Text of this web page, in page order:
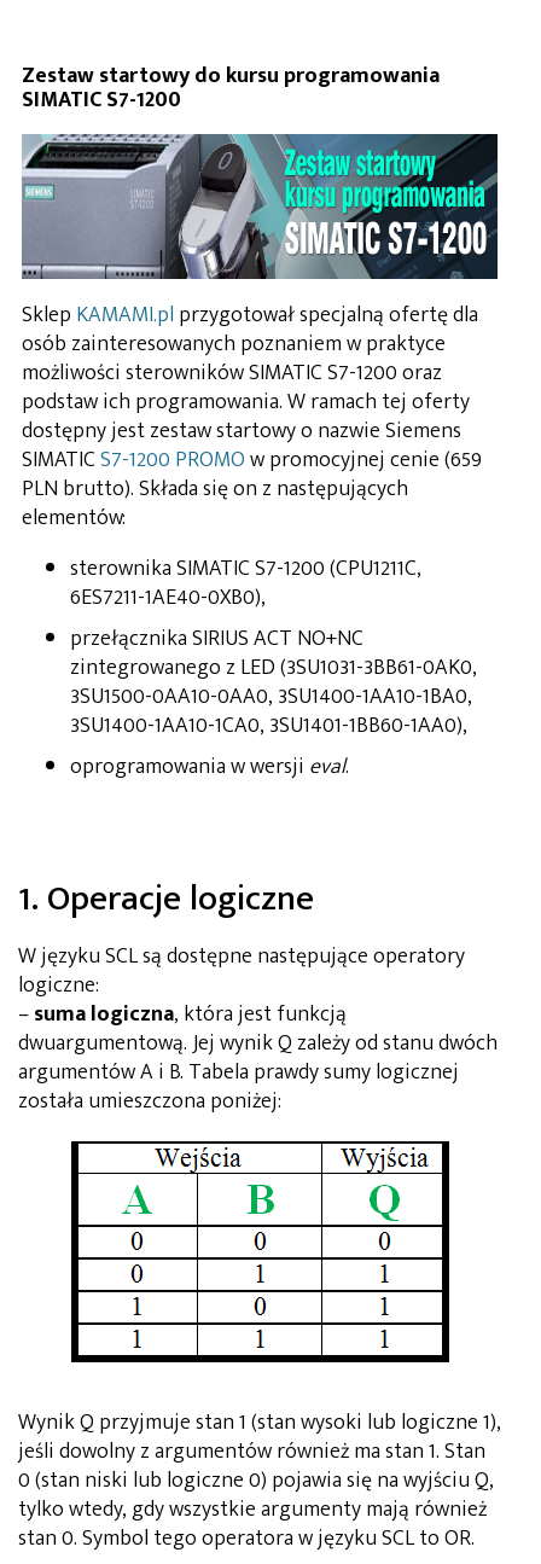
Zestaw startowy do kursu programowania
SIMATIC S7-1200
Sklep KAMAMI.pl przygotował specjalną ofertę dla
osób zainteresowanych poznaniem w praktyce
możliwości sterowników SIMATIC S7-1200 oraz
podstaw ich programowania. W ramach tej oferty
dostępny jest zestaw startowy o nazwie Siemens
SIMATICS7-1200 PROMOw promocyjnej cenie (659
PLN brutto). Składa się on z następujących
elementów:
sterownika SIMATIC S7-1200 (CPU1211C,
6ES7211-1AE40-0XB0),
przełącznika SIRIUS ACT NO+NC
zintegrowanego z LED (3SU1031-3BB61-0AK0,
3SU1500-0AA10-0AA0, 3SU1400-1AA10-1BA0,
3SU1400-1AA10-1CA0, 3SU1401-1BB60-1AA0),
oprogramowania w wersji eval.
1. Operacje logiczne
W języku SCL są dostępne następujące operatory
logiczne:
–suma logiczna, która jest funkcją
dwuargumentową. Jej wynik Q zależy od stanu dwóch
argumentów A i B. Tabela prawdy sumy logicznej
została umieszczona poniżej:
Wynik Q przyjmuje stan 1 (stan wysoki lub logiczne 1),
jeśli dowolny z argumentów również ma stan 1. Stan
0 (stan niski lub logiczne 0) pojawia się na wyjściu Q,
tylko wtedy, gdy wszystkie argumenty mają również
stan 0. Symbol tego operatora w języku SCL to OR.